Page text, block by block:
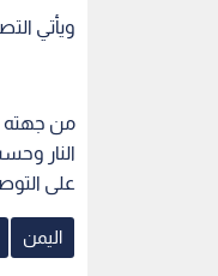
ويأتي
من جهته
النار
على
اليمن